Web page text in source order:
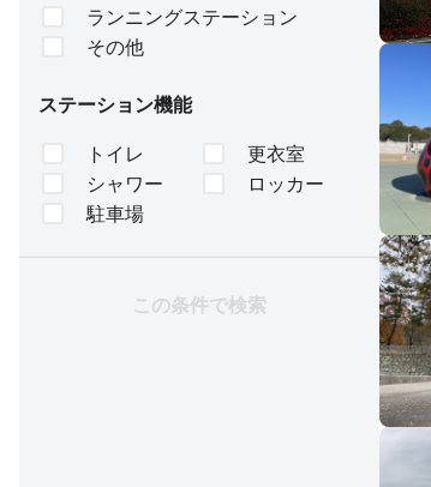
ランニングステーション
その他
ステーション機能
トイレ
更衣室
シャワー
ロッカー
駐車場
この条件で検索